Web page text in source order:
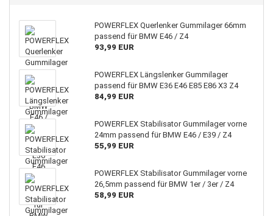
POWERFLEX Querlenker Gummilager 66mm
passend für BMW E46 / Z4
93,99 EUR
POWERFLEX Längslenker Gummilager
passend für BMW E36 E46 E85 E86 X3 Z4
84,99 EUR
POWERFLEX Stabilisator Gummilager vorne
24mm passend für BMW E46 / E39 / Z4
55,99 EUR
POWERFLEX Stabilisator Gummilager vorne
26,5mm passend für BMW 1er / 3er / Z4
58,99 EUR